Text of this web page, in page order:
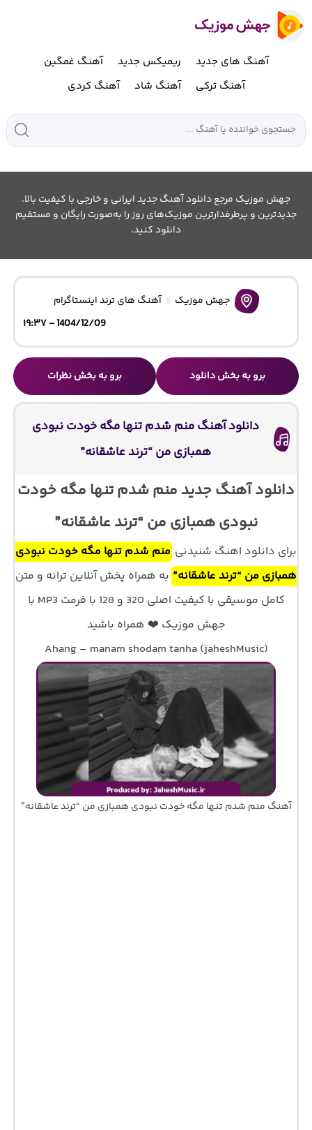
آهنگ های جدید ریمیکس جدید
آهنگ غمگین
آهنگ ترکی
آهنگ شاد آهنگ کردی
جهش موزیک مرجع دانلود آهنگ جدید ایرانی و خارجی با کیفیت بالا.
جدیدترین و پرطرفدارترین موزیک‌های روز را به‌صورت رایگان و مستقیم
دانلود کنید.
جهش موزیک
آهنگ های ترند اینستاگرام
1404/12/09 - ۱۹:۳۷
برو به بخش دانلود برو به بخش نظرات
دانلود آهنگ منم شدم تنها مگه خودت نبودی
همبازی من “ترند عاشقانه”
دانلود آهنگ جدید منم شدم تنها مگه خودت
نبودی همبازی من “ترند عاشقانه”
برای دانلود اهنگ شنیدنی منم شدم تنها مگه خودت نبودی
همبازی من “ترند عاشقانه” به همراه پخش آنلاین ترانه و متن
کامل موسیقی با کیفیت اصلی 320 و 128 با فرمت MP3 با
جهش موزیک ❤️ همراه باشید
Ahang – manam shodam tanha (jaheshMusic)
آهنگ منم شدم تنها مگه خودت نبودی همبازی من “ترند عاشقانه”